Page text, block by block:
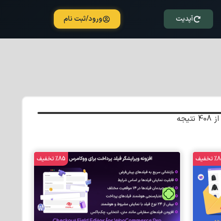
آپدیت ورود/ثبت نام
تخفیف
تومان
%85 تخفیف